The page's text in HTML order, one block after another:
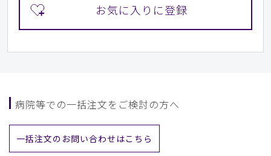
病院等での一括注文をご検討の方へ
一括注文のお問い合わせはこちら